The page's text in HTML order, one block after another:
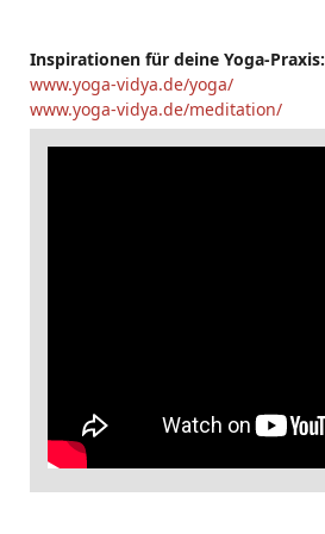
Inspirationen für deine Yoga-Praxis:
www.yoga-vidya.de/yoga/
www.yoga-vidya.de/meditation/